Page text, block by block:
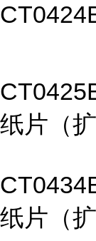
纸片（
纸片（